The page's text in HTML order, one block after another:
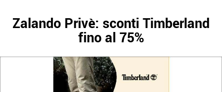
Zalando Privè: sconti Timberland
fino al 75%